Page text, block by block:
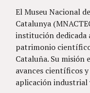
El Museu Nacional
Catalunya
institución dedicada
patrimonio
Cataluña. Su misión
avances científicos
aplicación industrial